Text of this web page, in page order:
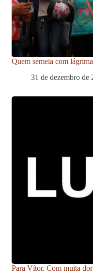
Quem semeia com
31 de dezembro de
Para Vítor. Com muita dor